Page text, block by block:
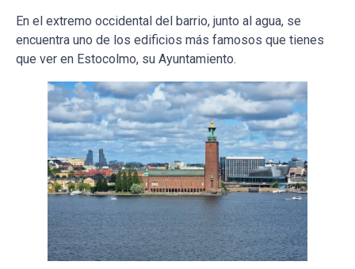
En el extremo occidental del barrio, junto al agua, se
encuentra uno de los edificios más famosos que tienes
que ver en Estocolmo, su Ayuntamiento.